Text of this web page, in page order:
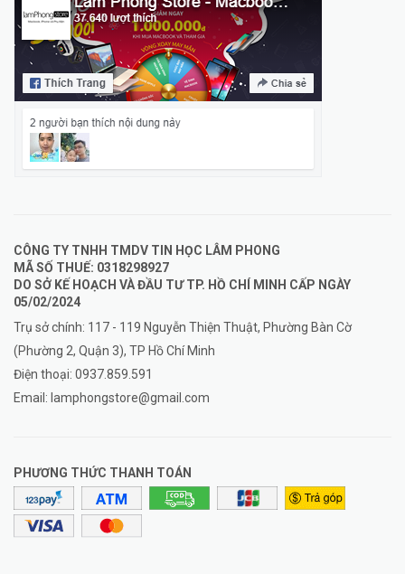
CÔNG TY TNHH TMDV TIN HỌC LÂM PHONG
MÃ SỐ THUẾ: 0318298927
DO SỞ KẾ HOẠCH VÀ ĐẦU TƯ TP. HỒ CHÍ MINH CẤP NGÀY
05/02/2024
Trụ sở chính: 117 - 119 Nguyễn Thiện Thuật, Phường Bàn Cờ
(Phường 2, Quận 3), TP Hồ Chí Minh
Điện thoại: 0937.859.591
Email: lamphongstore@gmail.com
PHƯƠNG THỨC THANH TOÁN